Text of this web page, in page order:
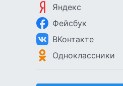
Яндекс
Фейсбук
ВКонтакте
Одноклассники